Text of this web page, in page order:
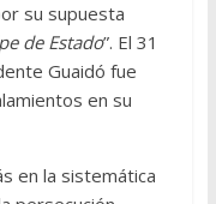
su supuesta
de Estado”. El 31
Guaidó fue
en su
en la sistemática